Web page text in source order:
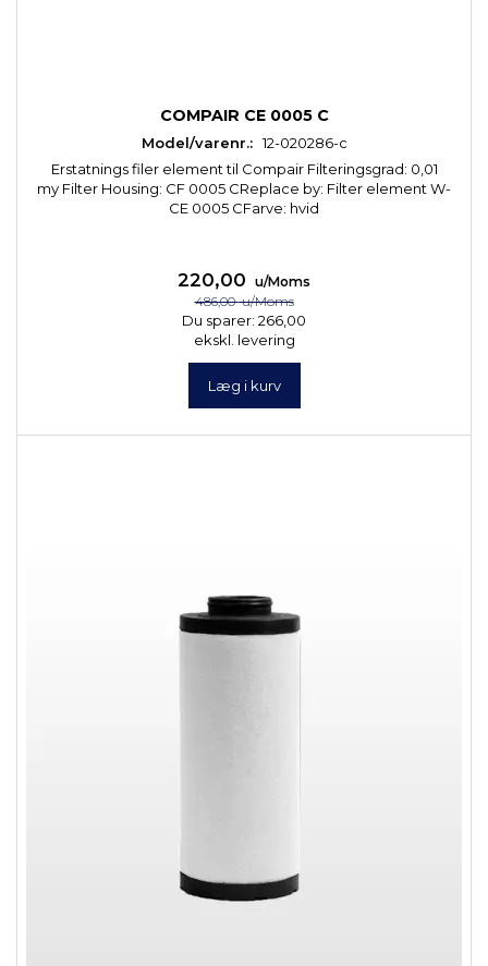
COMPAIR CE 0005 C
Model/varenr.: 12-020286-c
Erstatnings filer element til Compair Filteringsgrad: 0,01
my Filter Housing: CF 0005 CReplace by: Filter element W-
CE 0005 CFarve: hvid
220,00
u/Moms
486,00u/Moms
Du sparer: 266,00
ekskl. levering
Læg i kurv